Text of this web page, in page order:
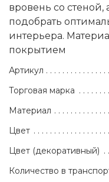
вровень со
подобрать
интерьера.
покрытием
Артикул
Торговая марка
Материал
Цвет
Цвет (декоративный)
Количество в